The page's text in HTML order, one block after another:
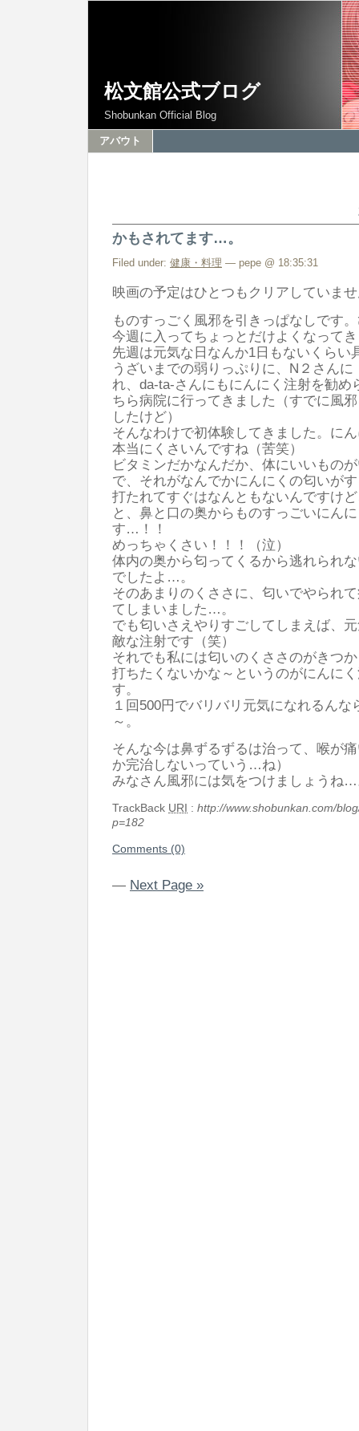
松文館公式ブログ
Shobunkan Official Blog
アバウト
かもされてます…。
Filed under: 健康・料理 — pepe @ 18:35:31
映画の予定はひとつもクリアしていま
ものすっごく風邪を引きっぱなしです
今週に入ってちょっとだけよくなって
先週は元気な日なんか1日もないくらい
うざいまでの弱りっぷりに、N２さん
れ、da-ta-さんにもにんにく注射を勧め
ちら病院に行ってきました（すでに風
したけど）
そんなわけで初体験してきました。に
本当にくさいんですね（苦笑）
ビタミンだかなんだか、体にいいもの
で、それがなんでかにんにくの匂いが
打たれてすぐはなんともないんですけ
と、鼻と口の奥からものすっごいにん
す…！！
めっちゃくさい！！！（泣）
体内の奥から匂ってくるから逃れられ
でしたよ…。
そのあまりのくささに、匂いでやられ
てしまいました…。
でも匂いさえやりすごしてしまえば、
敵な注射です（笑）
それでも私には匂いのくささのがきつ
打ちたくないかな～というのがにんに
す。
１回500円でバリバリ元気になれるん
～。
そんな今は鼻ずるずるは治って、喉が
か完治しないっていう…ね）
みなさん風邪には気をつけましょうね
TrackBack URI : http://www.shobunkan.com/
p=182
Comments (0)
— Next Page »